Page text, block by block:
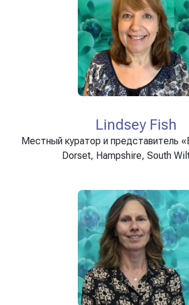
Lindsey Fish
Местный куратор и представитель
Dorset, Hampshire, South